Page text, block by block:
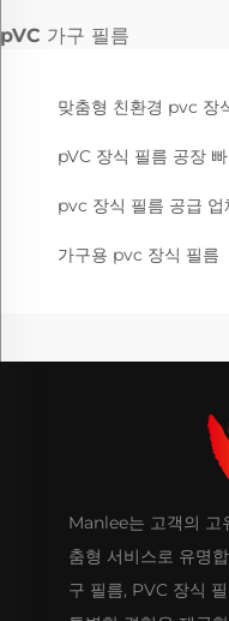
pVC 가구 필름
맞춤형 친환경 pvc 장
pVC 장식 필름 공장
pvc 장식 필름 공급 업
가구용 pvc 장식 필름
Manlee는 고객의 고
춤형 서비스로 유명
구 필름, PVC 장식